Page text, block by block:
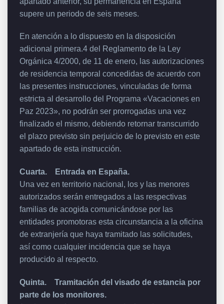
supere un periodo de seis meses.
En atención a lo dispuesto en la disposición
adicional primera.4 del Reglamento de la Ley
Orgánica 4/2000, de 11 de enero, las autorizaciones
de residencia temporal concedidas de acuerdo con
las presentes instrucciones, vinculadas de forma
estricta al desarrollo del Programa «Vacaciones en
Paz 2023», no podrán ser prorrogadas una vez
finalizado el mismo, debiendo retornar transcurrido
el plazo previsto sin perjuicio de lo previsto en este
apartado de esta instrucción.
Cuarta. Entrada en España.
Una vez en territorio nacional, los y las menores
autorizados serán entregados a las respectivas
familias de acogida comunicándose por las
entidades promotoras esta circunstancia a la oficina
de extranjería que haya tramitado las solicitudes,
así como cualquier incidencia que se haya
producido al respecto.
Quinta. Tramitación del visado de estancia por
parte de los monitores.